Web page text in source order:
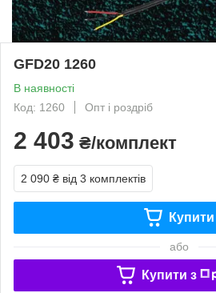
GFD20 1260
В наявності
Код: 1260
Опт і роздріб
2 403 ₴/комплект
2 090 ₴ від 3 комплектів
Купити
або
Купити з